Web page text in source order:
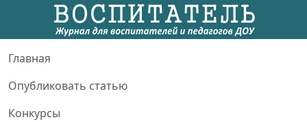
Главная
Опубликовать статью
Конкурсы